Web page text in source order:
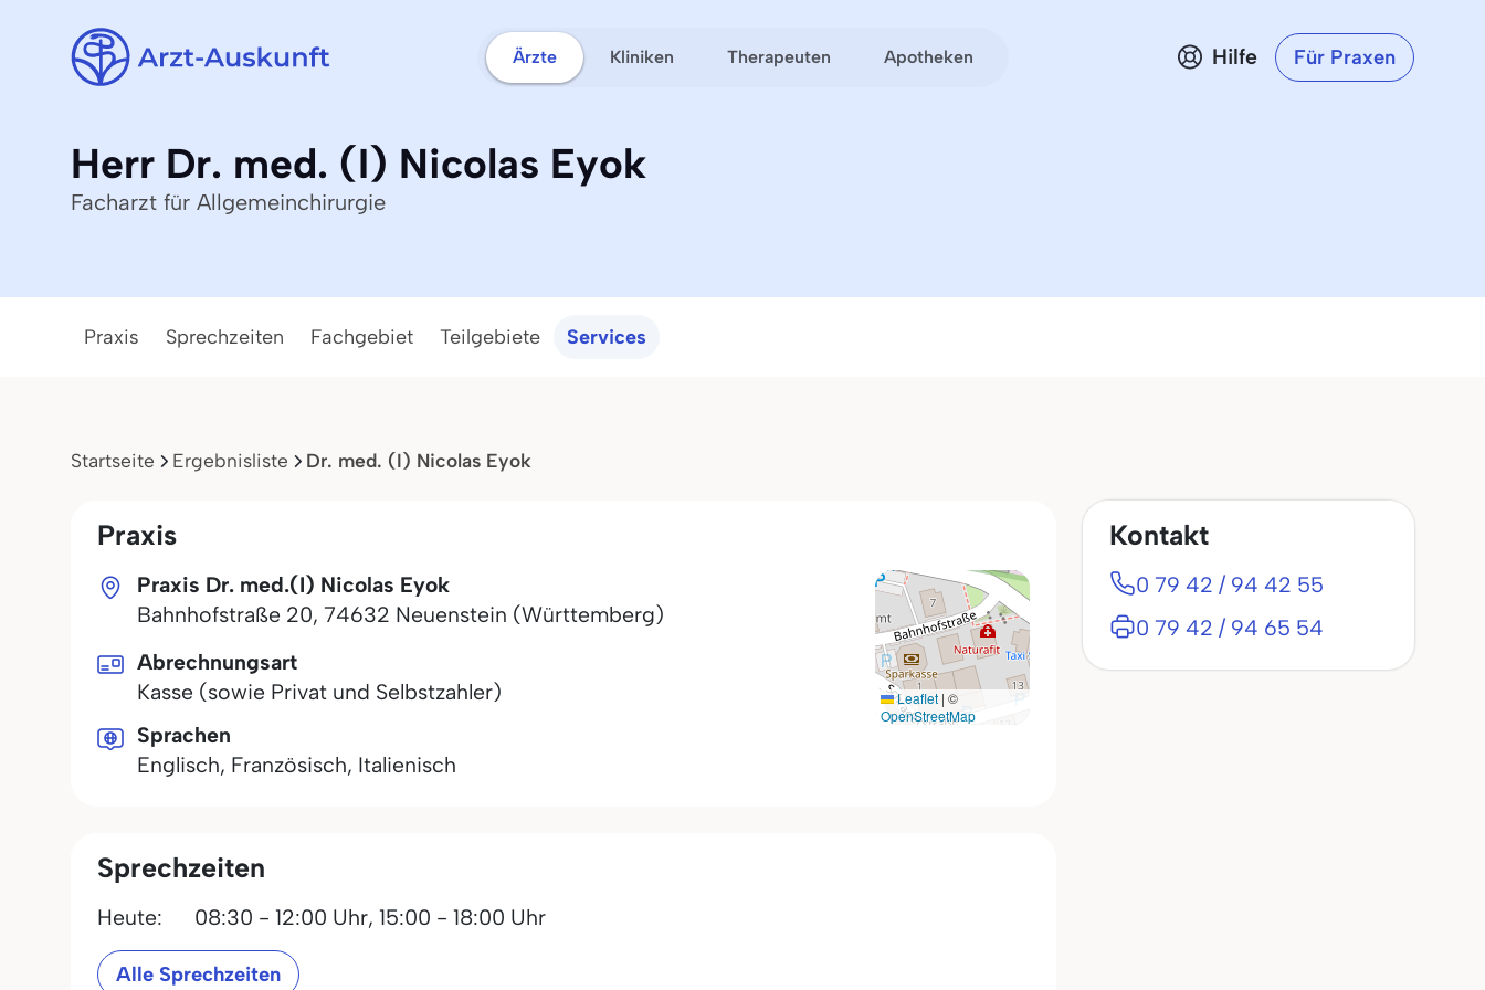
Ärzte Kliniken Therapeuten Apotheken Hilfe Für Praxen
Herr Dr. med. (I) Nicolas Eyok
Facharzt für Allgemeinchirurgie
Praxis Sprechzeiten Fachgebiet Teilgebiete Services
Startseite Ergebnisliste Dr. med. (I) Nicolas Eyok
Praxis
Praxis Dr. med.(I) Nicolas Eyok
Bahnhofstraße 20, 74632 Neuenstein (Württemberg)
Leaflet | ©
OpenStreetMap
Abrechnungsart
Kasse (sowie Privat und Selbstzahler)
Sprachen
Englisch, Französisch, Italienisch
Sprechzeiten
Heute: 08:30 - 12:00 Uhr, 15:00 - 18:00 Uhr
Alle Sprechzeiten
Kontakt
0 79 42 / 94 42 55
0 79 42 / 94 65 54